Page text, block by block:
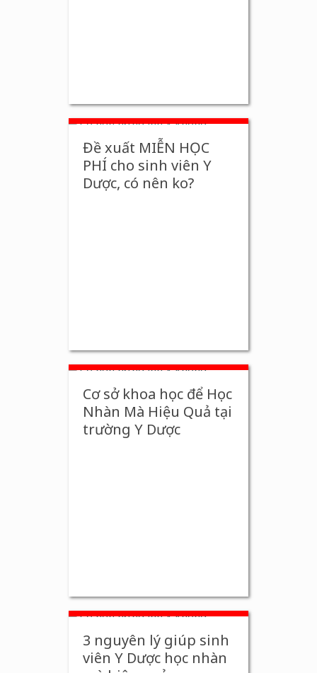
Đề xuất MIỄN HỌC
PHÍ cho sinh viên Y
Dược, có nên ko?
Cơ sở khoa học để Học
Nhàn Mà Hiệu Quả tại
trường Y Dược
3 nguyên lý giúp sinh
viên Y Dược học nhàn